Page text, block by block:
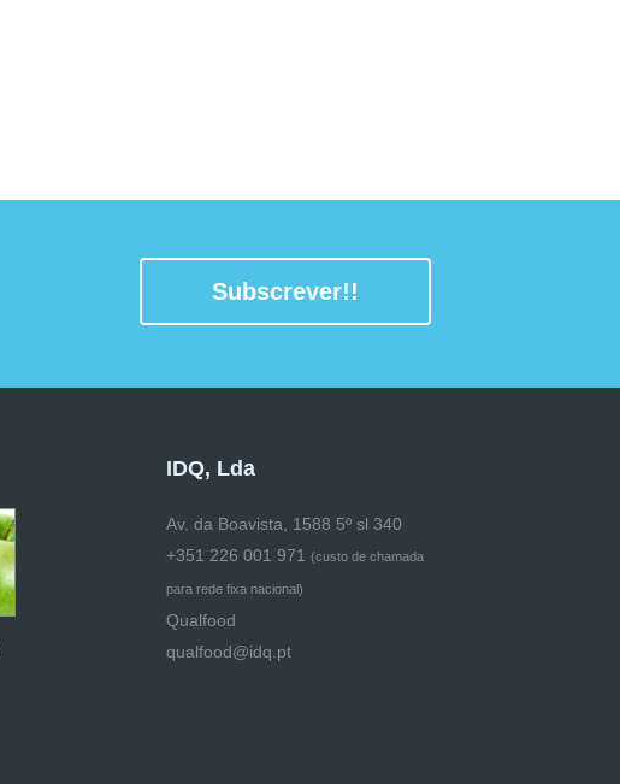
Subscrever!!
IDQ, Lda
Av. da Boavista, 1588 5º sl 340
+351 226 001 971 (custo de chamada
para rede fixa nacional)
Qualfood
qualfood@idq.pt